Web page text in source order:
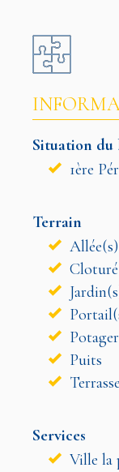
Situation du
1ère
Terrain
Cloturé
Puits
Services
Ville la